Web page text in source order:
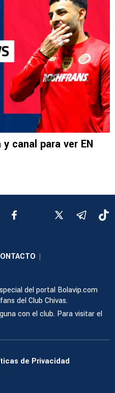
canal para ver EN
|
del portal Bolavip.com
del Club Chivas.
con el club. Para visitar el
de Privacidad